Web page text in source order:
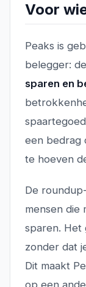
Voor
Peaks is
belegger: de
sparen en
een bedrag
te hoeven
De
mensen die
sparen. Het
zonder dat
Dit maakt
op een